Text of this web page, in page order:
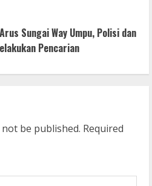
Sungai Way Umpu, Polisi dan
Pencarian
be published. Required